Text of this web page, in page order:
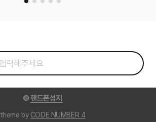
©핸드폰성지
theme by CODE NUMBER 4